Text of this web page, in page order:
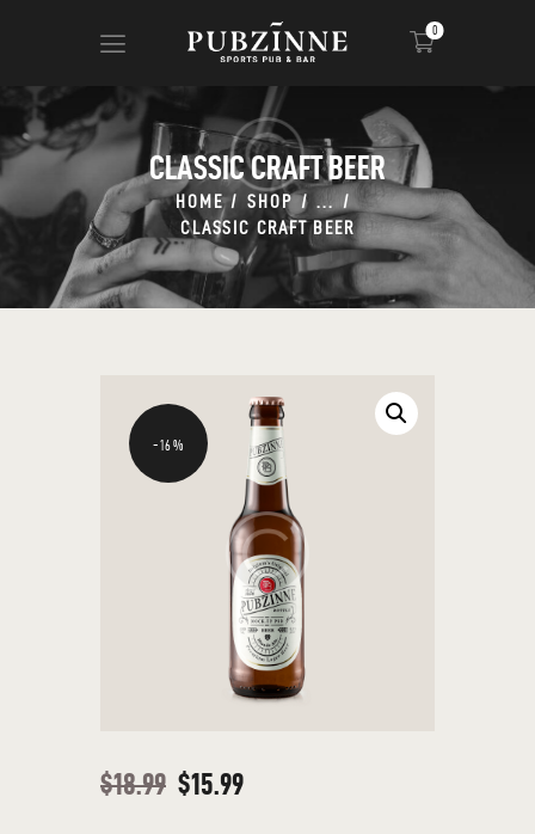
0
CLASSIC CRAFT BEER
HOME SHOP
...
CLASSIC CRAFT BEER
HOME
PAGES
BLOG
SHOP
-16%
$18.99 $15.99